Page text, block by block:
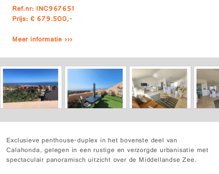
Ref.nr: INC967651
Prijs: € 679.500,-
Meer informatie ›››
Exclusieve penthouse-duplex in het bovenste deel van
Calahonda, gelegen in een rustige en verzorgde urbanisatie met
spectaculair panoramisch uitzicht over de Middellandse Zee.